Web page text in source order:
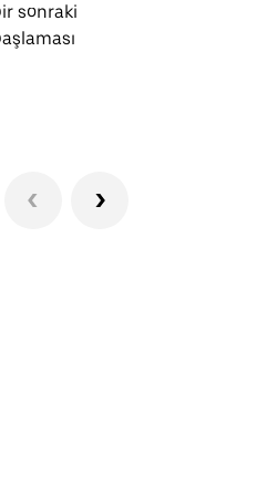
sonraki